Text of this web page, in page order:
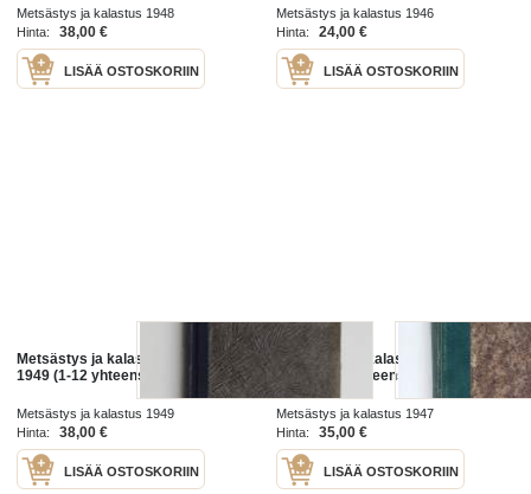
Metsästys ja kalastus 1948
Hinta:
38,00 €
LISÄÄ OSTOSKORIIN
Metsästys ja kalastus 1946
Hinta:
24,00 €
LISÄÄ OSTOSKORIIN
Metsästys ja kalastus vuosikerta
1949 (1-12 yhteensidottuna)
Metsästys ja kalastus 1949
Hinta:
38,00 €
LISÄÄ OSTOSKORIIN
Metsästys ja kalastus vuosikerta
1947 (1-12 yhteensidottuna)
Metsästys ja kalastus 1947
Hinta:
35,00 €
LISÄÄ OSTOSKORIIN